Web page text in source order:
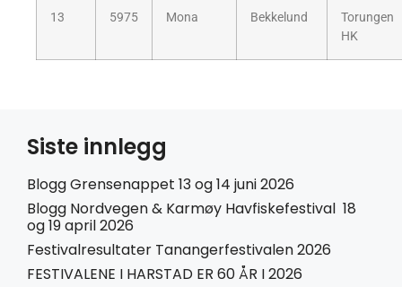
13 5975 Mona Bekkelund
Torungen
HK
Siste innlegg
Blogg Grensenappet 13 og 14 juni 2026
Blogg Nordvegen & Karmøy Havfiskefestival 18
og 19 april 2026
Festivalresultater Tanangerfestivalen 2026
FESTIVALENE I HARSTAD ER 60 ÅR I 2026